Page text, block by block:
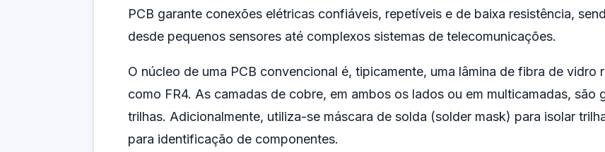
PCB garante conexões elétricas confiáveis, repetíveis e de baixa resistência,
desde pequenos sensores até complexos sistemas de telecomunicações.
O núcleo de uma PCB convencional é, tipicamente, uma lâmina de fibra de vidro
como FR4. As camadas de cobre, em ambos os lados ou em multicamadas, são
trilhas. Adicionalmente, utiliza-se máscara de solda (solder mask) para isolar
para identificação de componentes.